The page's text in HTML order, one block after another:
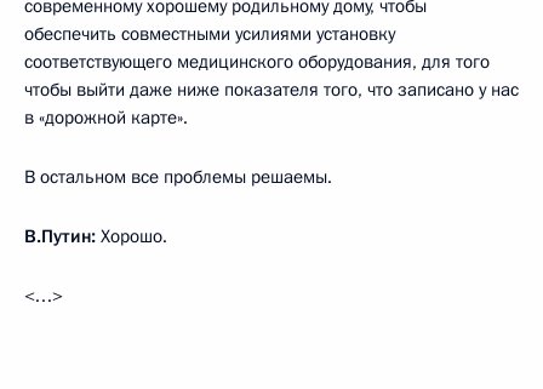
современному хорошему родильному дому, чтобы
обеспечить совместными усилиями установку
соответствующего медицинского оборудования, для того
чтобы выйти даже ниже показателя того, что записано у нас
в «дорожной карте».
В остальном все проблемы решаемы.
В.Путин: Хорошо.
<…>